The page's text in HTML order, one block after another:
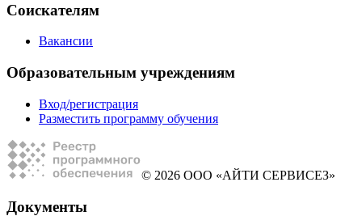
Соискателям
Вакансии
Образовательным учреждениям
Вход/регистрация
Разместить программу обучения
© 2026 ООО «АЙТИ СЕРВИСЕЗ»
Документы